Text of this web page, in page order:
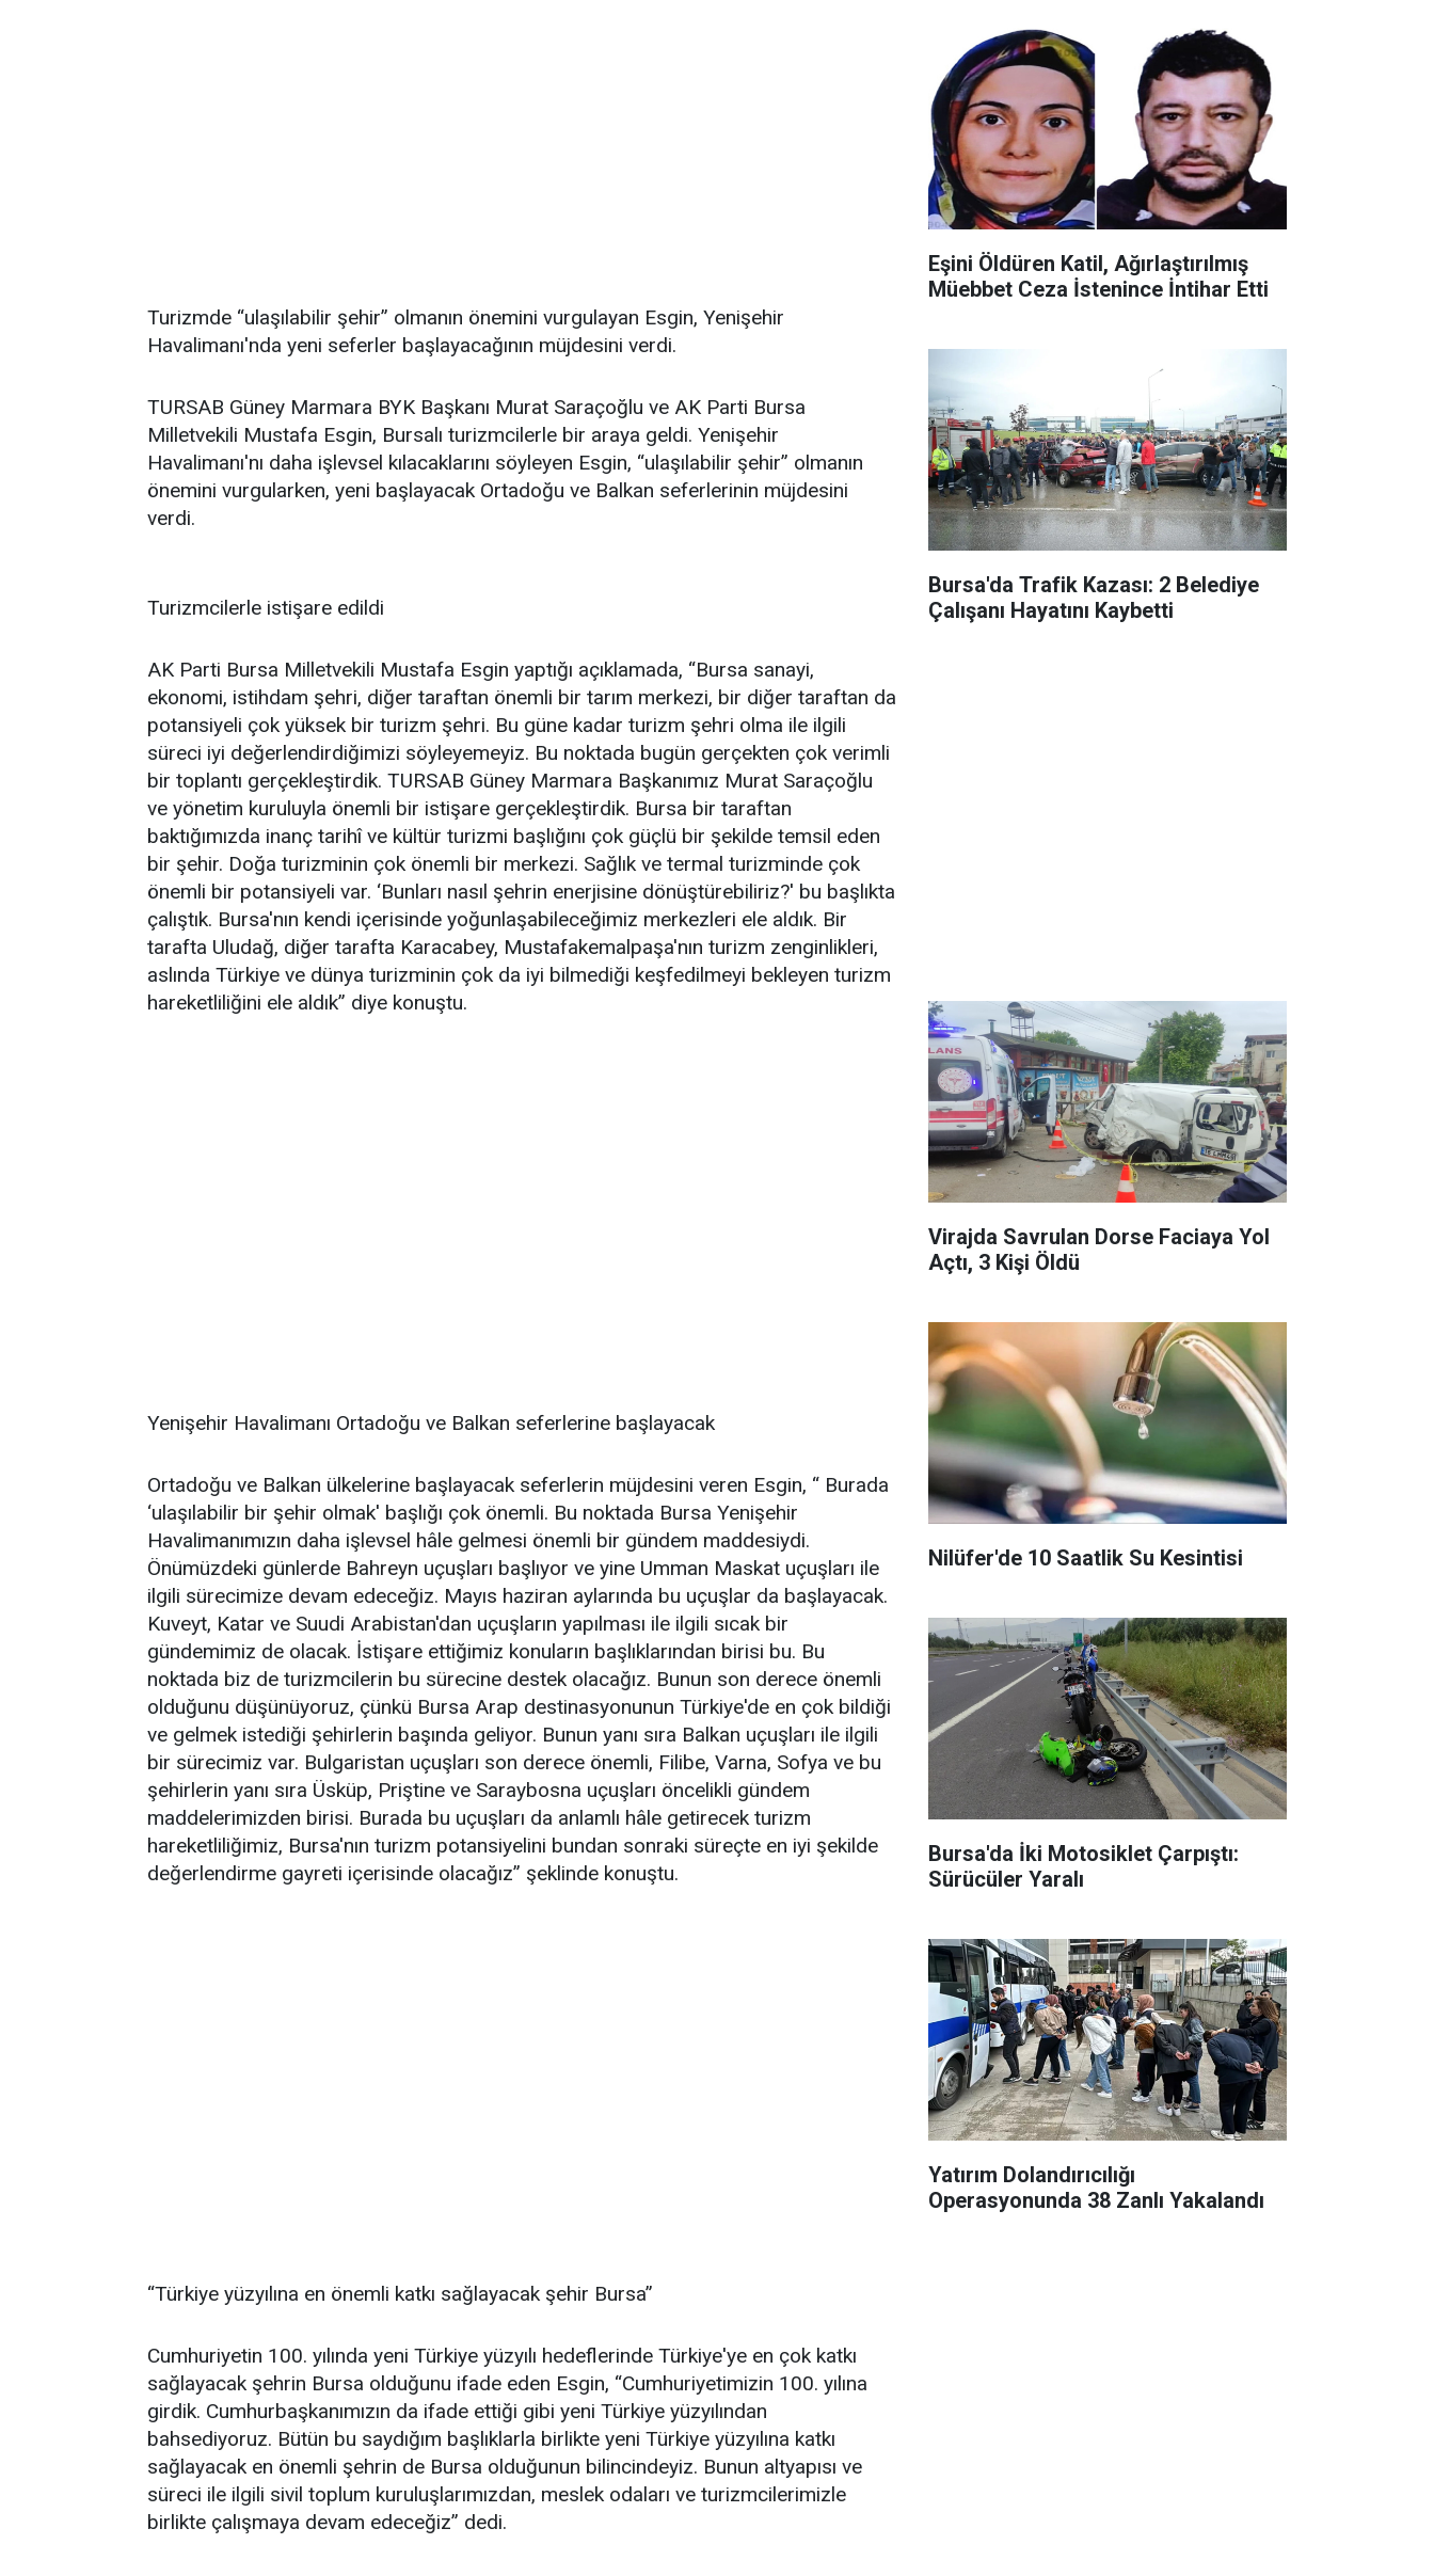
Turizmde “ulaşılabilir şehir” olmanın önemini vurgulayan Esgin, Yenişehir
Havalimanı'nda yeni seferler başlayacağının müjdesini verdi.
TURSAB Güney Marmara BYK Başkanı Murat Saraçoğlu ve AK Parti Bursa
Milletvekili Mustafa Esgin, Bursalı turizmcilerle bir araya geldi. Yenişehir
Havalimanı'nı daha işlevsel kılacaklarını söyleyen Esgin, “ulaşılabilir şehir” olmanın
önemini vurgularken, yeni başlayacak Ortadoğu ve Balkan seferlerinin müjdesini
verdi.
Turizmcilerle istişare edildi
AK Parti Bursa Milletvekili Mustafa Esgin yaptığı açıklamada, “Bursa sanayi,
ekonomi, istihdam şehri, diğer taraftan önemli bir tarım merkezi, bir diğer taraftan da
potansiyeli çok yüksek bir turizm şehri. Bu güne kadar turizm şehri olma ile ilgili
süreci iyi değerlendirdiğimizi söyleyemeyiz. Bu noktada bugün gerçekten çok verimli
bir toplantı gerçekleştirdik. TURSAB Güney Marmara Başkanımız Murat Saraçoğlu
ve yönetim kuruluyla önemli bir istişare gerçekleştirdik. Bursa bir taraftan
baktığımızda inanç tarihî ve kültür turizmi başlığını çok güçlü bir şekilde temsil eden
bir şehir. Doğa turizminin çok önemli bir merkezi. Sağlık ve termal turizminde çok
önemli bir potansiyeli var. ‘Bunları nasıl şehrin enerjisine dönüştürebiliriz?' bu başlıkta
çalıştık. Bursa'nın kendi içerisinde yoğunlaşabileceğimiz merkezleri ele aldık. Bir
tarafta Uludağ, diğer tarafta Karacabey, Mustafakemalpaşa'nın turizm zenginlikleri,
aslında Türkiye ve dünya turizminin çok da iyi bilmediği keşfedilmeyi bekleyen turizm
hareketliliğini ele aldık” diye konuştu.
Yenişehir Havalimanı Ortadoğu ve Balkan seferlerine başlayacak
Ortadoğu ve Balkan ülkelerine başlayacak seferlerin müjdesini veren Esgin, “ Burada
‘ulaşılabilir bir şehir olmak' başlığı çok önemli. Bu noktada Bursa Yenişehir
Havalimanımızın daha işlevsel hâle gelmesi önemli bir gündem maddesiydi.
Önümüzdeki günlerde Bahreyn uçuşları başlıyor ve yine Umman Maskat uçuşları ile
ilgili sürecimize devam edeceğiz. Mayıs haziran aylarında bu uçuşlar da başlayacak.
Kuveyt, Katar ve Suudi Arabistan'dan uçuşların yapılması ile ilgili sıcak bir
gündemimiz de olacak. İstişare ettiğimiz konuların başlıklarından birisi bu. Bu
noktada biz de turizmcilerin bu sürecine destek olacağız. Bunun son derece önemli
olduğunu düşünüyoruz, çünkü Bursa Arap destinasyonunun Türkiye'de en çok bildiği
ve gelmek istediği şehirlerin başında geliyor. Bunun yanı sıra Balkan uçuşları ile ilgili
bir sürecimiz var. Bulgaristan uçuşları son derece önemli, Filibe, Varna, Sofya ve bu
şehirlerin yanı sıra Üsküp, Priştine ve Saraybosna uçuşları öncelikli gündem
maddelerimizden birisi. Burada bu uçuşları da anlamlı hâle getirecek turizm
hareketliliğimiz, Bursa'nın turizm potansiyelini bundan sonraki süreçte en iyi şekilde
değerlendirme gayreti içerisinde olacağız” şeklinde konuştu.
“Türkiye yüzyılına en önemli katkı sağlayacak şehir Bursa”
Cumhuriyetin 100. yılında yeni Türkiye yüzyılı hedeflerinde Türkiye'ye en çok katkı
sağlayacak şehrin Bursa olduğunu ifade eden Esgin, “Cumhuriyetimizin 100. yılına
girdik. Cumhurbaşkanımızın da ifade ettiği gibi yeni Türkiye yüzyılından
bahsediyoruz. Bütün bu saydığım başlıklarla birlikte yeni Türkiye yüzyılına katkı
sağlayacak en önemli şehrin de Bursa olduğunun bilincindeyiz. Bunun altyapısı ve
süreci ile ilgili sivil toplum kuruluşlarımızdan, meslek odaları ve turizmcilerimizle
birlikte çalışmaya devam edeceğiz” dedi.
Eşini Öldüren Katil, Ağırlaştırılmış
Müebbet Ceza İstenince İntihar Etti
Bursa'da Trafik Kazası: 2 Belediye
Çalışanı Hayatını Kaybetti
Virajda Savrulan Dorse Faciaya Yol
Açtı, 3 Kişi Öldü
Nilüfer'de 10 Saatlik Su Kesintisi
Bursa'da İki Motosiklet Çarpıştı:
Sürücüler Yaralı
Yatırım Dolandırıcılığı
Operasyonunda 38 Zanlı Yakalandı